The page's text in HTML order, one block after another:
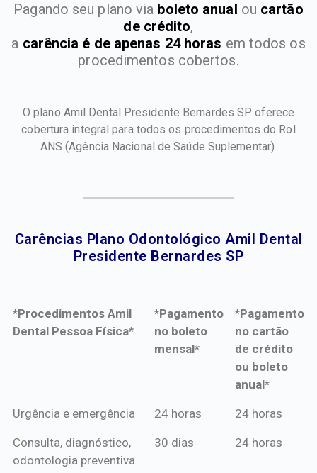
Pagando seu plano via boleto anual ou cartão
de crédito,
a carência é de apenas 24 horas em todos os
procedimentos cobertos.
O plano Amil Dental Presidente Bernardes SP oferece
cobertura integral para todos os procedimentos do Rol
ANS(Agência Nacional de Saúde Suplementar).
Carências Plano Odontológico Amil Dental
Presidente Bernardes SP​
*Procedimentos Amil
Dental Pessoa Física*
*Pagamento
no boleto
mensal*
*Pagamento
no cartão
de crédito
ou boleto
anual*
*Procedimentos Amil
*Pagamento
mensal*
*Pagamento
de crédito
Urgência e emergência 24 horas 24 horas
Consulta, diagnóstico,
odontologia preventiva
30 dias 24 horas